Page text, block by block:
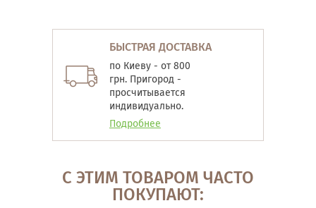
БЫСТРАЯ ДОСТАВКА
по Киеву - от 800
грн. Пригород -
просчитывается
индивидуально.
Подробнее
С ЭТИМ ТОВАРОМ ЧАСТО
ПОКУПАЮТ: